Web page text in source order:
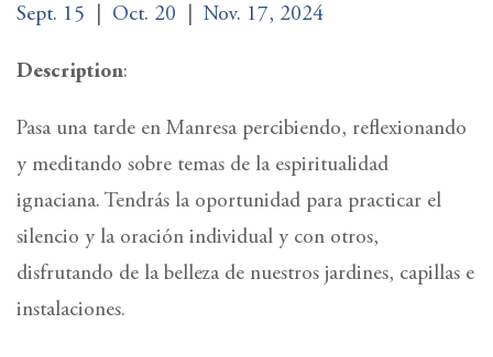
Sept. 15
Oct. 20 Nov. 17, 2024
Description:
Pasa una tarde en Manresa percibiendo, reflexionando
y meditando sobre temas de la espiritualidad
ignaciana. Tendrás la oportunidad para practicar el
silencio y la oración individual y con otros,
disfrutando de la belleza de nuestros jardines, capillas e
instalaciones.